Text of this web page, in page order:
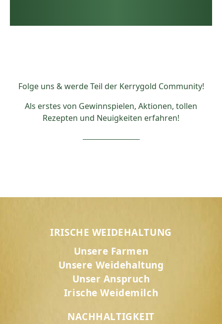
Folge uns & werde Teil der Kerrygold Community!
Als erstes von Gewinnspielen, Aktionen, tollen
Rezepten und Neuigkeiten erfahren!
IRISCHE WEIDEHALTUNG
Unsere Farmen
Unsere Weidehaltung
Unser Anspruch
Irische Weidemilch
NACHHALTIGKEIT